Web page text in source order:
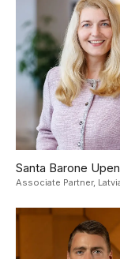
Santa Barone
Associate Partner,